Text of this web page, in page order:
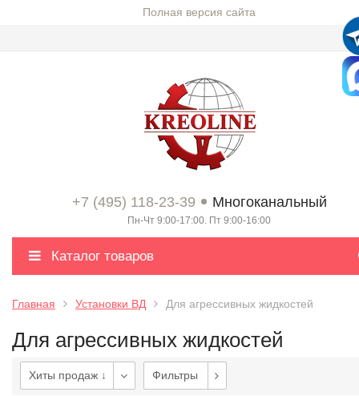
Полная версия сайта
+7 (495) 118-23-39 Многоканальный
Пн-Чт 9:00-17:00. Пт 9:00-16:00
Каталог товаров
Главная Установки ВД Для агрессивных жидкостей
Для агрессивных жидкостей
Хиты продаж ↓ Фильтры